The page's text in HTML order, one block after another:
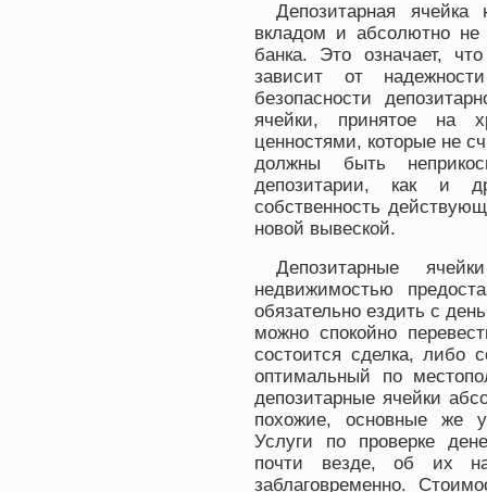
Депозитарная
вкладом и абсолютно не
банка. Это означает,
зависит от
безопасности
ячейки, принятое на
ценностями, которые не
должны быть
депозитарии, как и
собственность
новой вывеской.
Депозитарные
недвижимостью
обязательно ездить с
можно спокойно
состоится сделка, либо
оптимальный по
депозитарные ячейки
похожие, основные же
Услуги по проверке
почти везде, об их
заблаговременно.